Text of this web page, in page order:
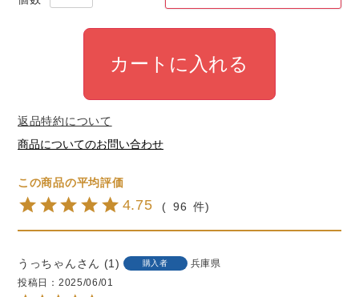
カートに入れる
返品特約について
商品についてのお問い合わせ
4.75 96
うっちゃん 1 購入者
兵庫県
投稿日
2025/06/01